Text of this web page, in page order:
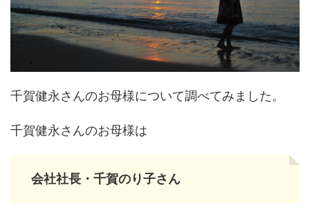
千賀健永さんのお母様について調べてみました。
千賀健永さんのお母様は
会社社長・千賀のり子さん